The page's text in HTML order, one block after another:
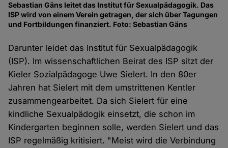
Sebastian Gäns leitet das Institut für Sexualpädagogik. Das
ISP wird von einem Verein getragen, der sich über Tagungen
und Fortbildungen finanziert. Foto: Sebastian Gäns
Darunter leidet das Institut für Sexualpädagogik
(ISP). Im wissenschaftlichen Beirat des ISP sitzt der
Kieler Sozialpädagoge Uwe Sielert. In den 80er
Jahren hat Sielert mit dem umstrittenen Kentler
zusammengearbeitet. Da sich Sielert für eine
kindliche Sexualpädogik einsetzt, die schon im
Kindergarten beginnen solle, werden Sielert und das
ISP regelmäßig kritisiert. "Meist wird die Verbindung